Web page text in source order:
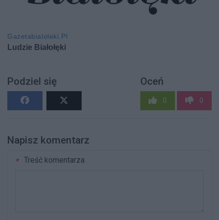
Podziel się Oceń
0 0
Napisz komentarz
Treść komentarza